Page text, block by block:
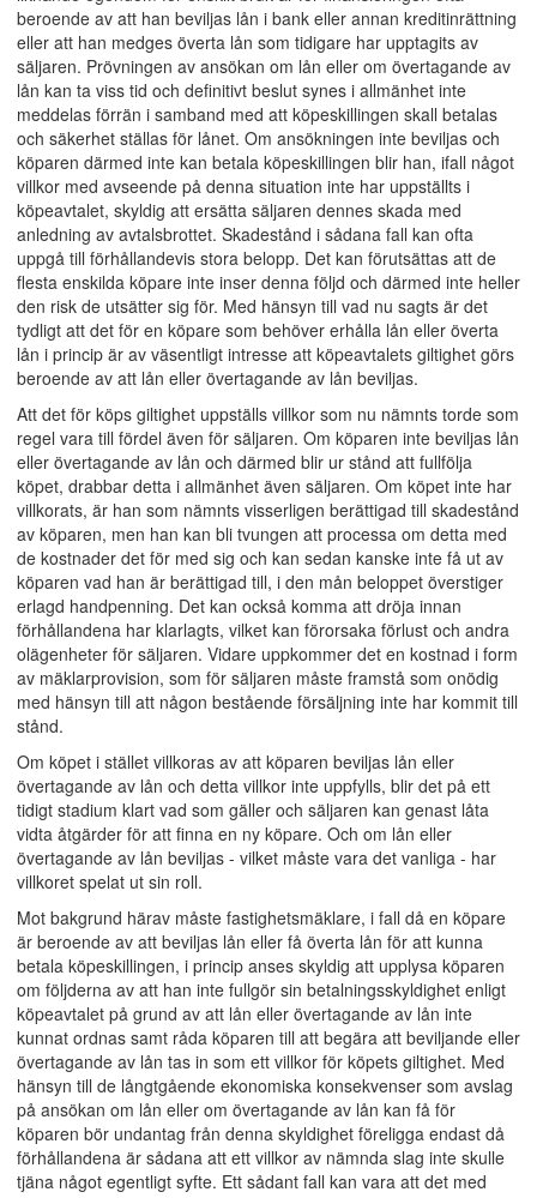
beroende av att han beviljas lån i bank eller annan kreditinrättning
eller att han medges överta lån som tidigare har upptagits av
säljaren. Prövningen av ansökan om lån eller om övertagande av
lån kan ta viss tid och definitivt beslut synes i allmänhet inte
meddelas förrän i samband med att köpeskillingen skall betalas
och säkerhet ställas för lånet. Om ansökningen inte beviljas och
köparen därmed inte kan betala köpeskillingen blir han, ifall något
villkor med avseende på denna situation inte har uppställts i
köpeavtalet, skyldig att ersätta säljaren dennes skada med
anledning av avtalsbrottet. Skadestånd i sådana fall kan ofta
uppgå till förhållandevis stora belopp. Det kan förutsättas att de
flesta enskilda köpare inte inser denna följd och därmed inte heller
den risk de utsätter sig för. Med hänsyn till vad nu sagts är det
tydligt att det för en köpare som behöver erhålla lån eller överta
lån i princip är av väsentligt intresse att köpeavtalets giltighet görs
beroende av att lån eller övertagande av lån beviljas.
Att det för köps giltighet uppställs villkor som nu nämnts torde som
regel vara till fördel även för säljaren. Om köparen inte beviljas lån
eller övertagande av lån och därmed blir ur stånd att fullfölja
köpet, drabbar detta i allmänhet även säljaren. Om köpet inte har
villkorats, är han som nämnts visserligen berättigad till skadestånd
av köparen, men han kan bli tvungen att processa om detta med
de kostnader det för med sig och kan sedan kanske inte få ut av
köparen vad han är berättigad till, i den mån beloppet överstiger
erlagd handpenning. Det kan också komma att dröja innan
förhållandena har klarlagts, vilket kan förorsaka förlust och andra
olägenheter för säljaren. Vidare uppkommer det en kostnad i form
av mäklarprovision, som för säljaren måste framstå som onödig
med hänsyn till att någon bestående försäljning inte har kommit till
stånd.
Om köpet i stället villkoras av att köparen beviljas lån eller
övertagande av lån och detta villkor inte uppfylls, blir det på ett
tidigt stadium klart vad som gäller och säljaren kan genast låta
vidta åtgärder för att finna en ny köpare. Och om lån eller
övertagande av lån beviljas - vilket måste vara det vanliga - har
villkoret spelat ut sin roll.
Mot bakgrund härav måste fastighetsmäklare, i fall då en köpare
är beroende av att beviljas lån eller få överta lån för att kunna
betala köpeskillingen, i princip anses skyldig att upplysa köparen
om följderna av att han inte fullgör sin betalningsskyldighet enligt
köpeavtalet på grund av att lån eller övertagande av lån inte
kunnat ordnas samt råda köparen till att begära att beviljande eller
övertagande av lån tas in som ett villkor för köpets giltighet. Med
hänsyn till de långtgående ekonomiska konsekvenser som avslag
på ansökan om lån eller om övertagande av lån kan få för
köparen bör undantag från denna skyldighet föreligga endast då
förhållandena är sådana att ett villkor av nämnda slag inte skulle
tjäna något egentligt syfte. Ett sådant fall kan vara att det med